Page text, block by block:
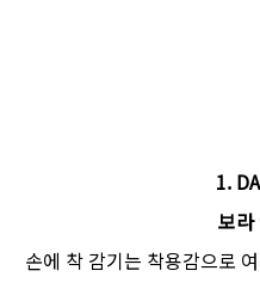
1.
보라
손에 착 감기는 착용감으로